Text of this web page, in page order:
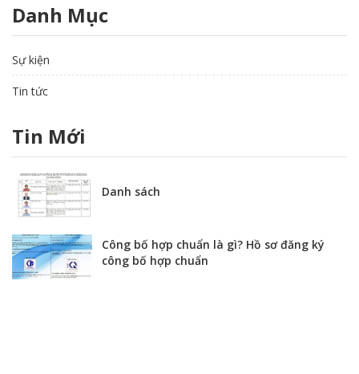
Danh Mục
Sự kiện
Tin tức
Tin Mới
Danh sách
Công bố hợp chuẩn là gì? Hồ sơ đăng ký
công bố hợp chuẩn